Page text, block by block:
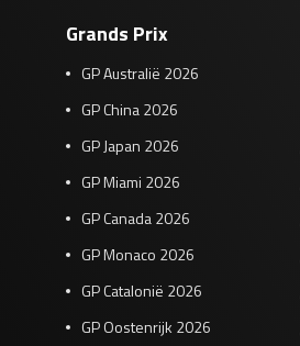
Grands Prix
GP Australië 2026
GP China 2026
GP Japan 2026
GP Miami 2026
GP Canada 2026
GP Monaco 2026
GP Catalonië 2026
GP Oostenrijk 2026